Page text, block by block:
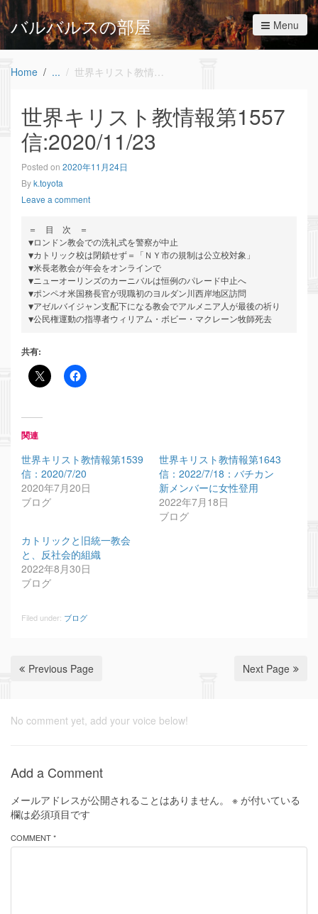
バルバルスの部屋 Menu
Home 世界キリスト教情報第1557信:2020/11/23
世界キリスト教情報第1557
信:2020/11/23
Posted on 2020年11月24日
Byk.toyota
Leave a comment
＝　目　次　＝
▼ロンドン教会での洗礼式を警察が中止
▼カトリック校は閉鎖せず＝「ＮＹ市の規制は公立校対象」
▼米長老教会が年会をオンラインで
▼ニューオーリンズのカーニバルは恒例のパレード中止へ
▼ポンペオ米国務長官が現職初のヨルダン川西岸地区訪問
▼アゼルバイジャン支配下になる教会でアルメニア人が最後の祈り
▼公民権運動の指導者ウィリアム・ボビー・マクレーン牧師死去
共有:
関連
世界キリスト教情報第1539
信：2020/7/20
2020年7月20日
ブログ
世界キリスト教情報第1643
信：2022/7/18：バチカン
新メンバーに女性登用
2022年7月18日
ブログ
カトリックと旧統一教会
と、反社会的組織
2022年8月30日
ブログ
Filed under: ブログ
Previous Page Next Page
No comment yet, add your voice below!
Add a Comment
メールアドレスが公開されることはありません。 ※ が付いている
欄は必須項目です
COMMENT *